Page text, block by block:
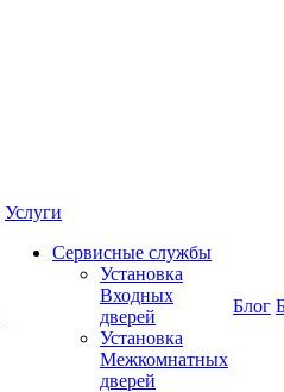
Услуги
Сервисные службы
Установка
Входных
дверей
Установка
Межкомнатных
дверей
Блог